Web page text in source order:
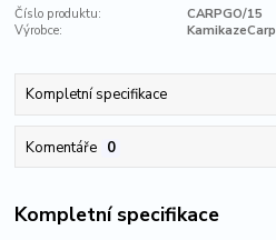
Číslo produktu:
CARPGO/15
Výrobce:
KamikazeCarp
Kompletní specifikace
Komentáře 0
Kompletní specifikace